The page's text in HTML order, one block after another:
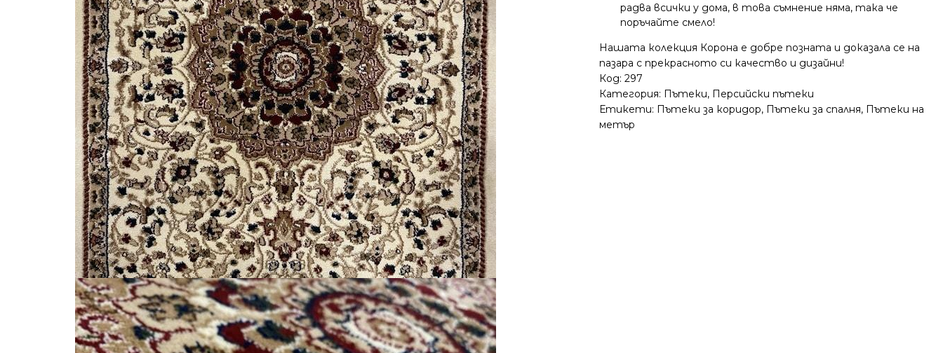
радва всички у дома, в това съмнение няма, така че
поръчайте смело!
Нашата колекция Корона е добре позната и доказала се на
пазара с прекрасното си качество и дизайни!
Код:297
Категория: Пътеки, Персийски пътеки
Етикети: Пътеки за коридор, Пътеки за спалня, Пътеки на
метър